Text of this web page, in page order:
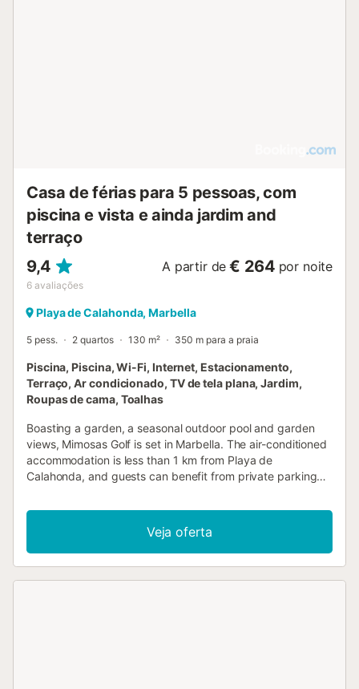
Casa de férias para 5 pessoas, com
piscina e vista e ainda jardim and
terraço
9,4
6 avaliações
A partir de € 264 por noite
Playa de Calahonda, Marbella
5 pess. 2 quartos 130 m² 350 m para a praia
Piscina, Piscina, Wi-Fi, Internet, Estacionamento,
Terraço, Ar condicionado, TV de tela plana, Jardim,
Roupas de cama, Toalhas
Boasting a garden, a seasonal outdoor pool and garden
views, Mimosas Golf is set in Marbella. The air-conditioned
accommodation is less than 1 km from Playa de
Calahonda, and guests can benefit from private parking
Veja oferta